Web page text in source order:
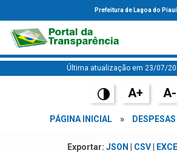
Prefeitura de Lagoa do Piauí
Última atualização em 23/07/
A+ A-
PÁGINA INICIAL » DESPESAS
Exportar: JSON CSV|